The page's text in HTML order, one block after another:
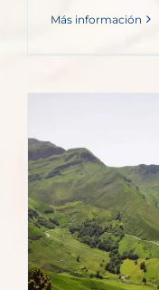
Más información